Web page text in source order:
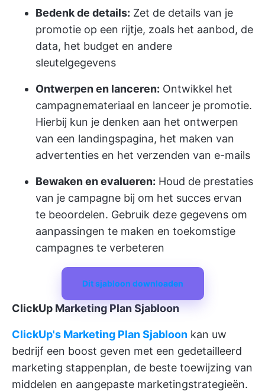
Bedenk de details: Zet de details van je
promotie op een rijtje, zoals het aanbod, de
data, het budget en andere
sleutelgegevens
Ontwerpen en lanceren: Ontwikkel het
campagnemateriaal en lanceer je promotie.
Hierbij kun je denken aan het ontwerpen
van een landingspagina, het maken van
advertenties en het verzenden van e-mails
Bewaken en evalueren: Houd de prestaties
van je campagne bij om het succes ervan
te beoordelen. Gebruik deze gegevens om
aanpassingen te maken en toekomstige
campagnes te verbeteren
Dit sjabloon downloaden
ClickUp Marketing Plan Sjabloon
ClickUp's Marketing Plan Sjabloon kan uw
bedrijf een boost geven met een gedetailleerd
marketing stappenplan, de beste toewijzing van
middelen en aangepaste marketingstrategieën.